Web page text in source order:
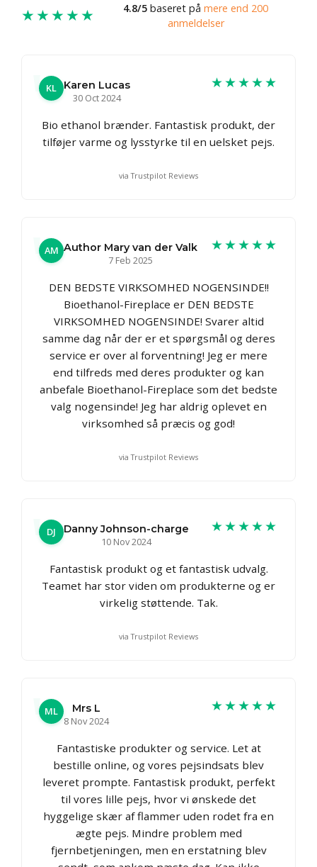
★★★★★ 4.8/5 baseret på mere end 200
anmeldelser
KL
Karen Lucas
30 Oct 2024
★★★★★
Bio ethanol brænder. Fantastisk produkt, der
tilføjer varme og lysstyrke til en uelsket pejs.
via Trustpilot Reviews
AM Author Mary van der Valk
7 Feb 2025
★★★★★
DEN BEDSTE VIRKSOMHED NOGENSINDE!!
Bioethanol-Fireplace er DEN BEDSTE
VIRKSOMHED NOGENSINDE! Svarer altid
samme dag når der er et spørgsmål og deres
service er over al forventning! Jeg er mere
end tilfreds med deres produkter og kan
anbefale Bioethanol-Fireplace som det bedste
valg nogensinde! Jeg har aldrig oplevet en
virksomhed så præcis og god!
via Trustpilot Reviews
DJ
Danny Johnson-charge
10 Nov 2024
★★★★★
Fantastisk produkt og et fantastisk udvalg.
Teamet har stor viden om produkterne og er
virkelig støttende. Tak.
via Trustpilot Reviews
ML
Mrs L
8 Nov 2024
★★★★★
Fantastiske produkter og service. Let at
bestille online, og vores pejsindsats blev
leveret prompte. Fantastisk produkt, perfekt
til vores lille pejs, hvor vi ønskede det
hyggelige skær af flammer uden rodet fra en
ægte pejs. Mindre problem med
fjernbetjeningen, men en erstatning blev